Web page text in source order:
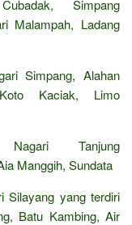
Simpang
Malampah, Ladang
Simpang, Alahan
Kaciak, Limo
Tanjung
Manggih, Sundata
Silayang yang terdiri
Batu Kambing, Air